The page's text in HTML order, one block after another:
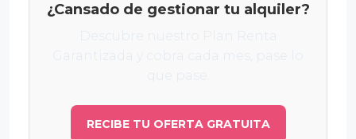
¿Cansado de gestionar tu alquiler?
RECIBE TU OFERTA GRATUITA